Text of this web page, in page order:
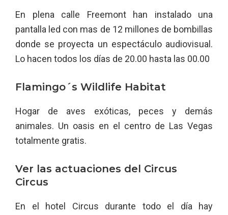
En plena calle Freemont han instalado una
pantalla led con mas de 12 millones de bombillas
donde se proyecta un espectáculo audiovisual.
Lo hacen todos los días de 20.00 hasta las 00.00
Flamingo´s Wildlife Habitat
Hogar de aves exóticas, peces y demás
animales. Un oasis en el centro de Las Vegas
totalmente gratis.
Ver las actuaciones del Circus
Circus
En el hotel Circus durante todo el día hay